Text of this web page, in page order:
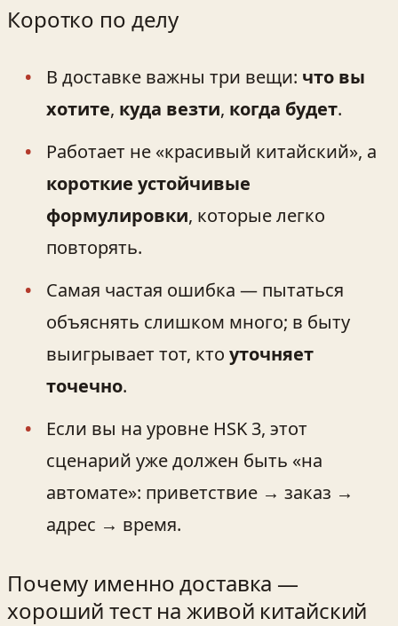
Коротко по делу
В доставке важны три вещи: что вы
хотите, куда везти, когда будет.
Работает не «красивый китайский», а
короткие устойчивые
формулировки, которые легко
повторять.
Самая частая ошибка — пытаться
объяснять слишком много; в быту
выигрывает тот, кто уточняет
точечно.
Если вы на уровне HSK 3, этот
сценарий уже должен быть «на
автомате»: приветствие → заказ →
адрес → время.
Почему именно доставка —
хороший тест на живой китайский